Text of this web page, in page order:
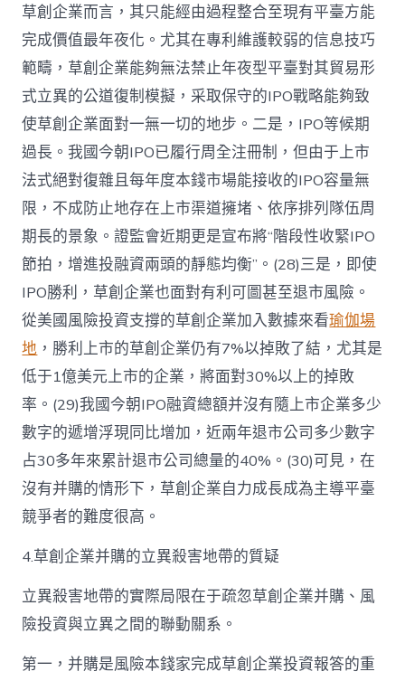
草創企業而言，其只能經由過程整合至現有平臺方能
完成價值最年夜化。尤其在專利維護較弱的信息技巧
範疇，草創企業能夠無法禁止年夜型平臺對其貿易形
式立異的公道復制模擬，采取保守的IPO戰略能夠致
使草創企業面對一無一切的地步。二是，IPO等候期
過長。我國今朝IPO已履行周全注冊制，但由于上市
法式絕對復雜且每年度本錢市場能接收的IPO容量無
限，不成防止地存在上市渠道擁堵、依序排列隊伍周
期長的景象。證監會近期更是宣布將“階段性收緊IPO
節拍，增進投融資兩頭的靜態均衡”。(28)三是，即使
IPO勝利，草創企業也面對有利可圖甚至退市風險。
從美國風險投資支撐的草創企業加入數據來看瑜伽場
地 ，勝利上市的草創企業仍有7%以掉敗了結，尤其是
低于1億美元上市的企業，將面對30%以上的掉敗
率。(29)我國今朝IPO融資總額并沒有隨上市企業多少
數字的遞增浮現同比增加，近兩年退市公司多少數字
占30多年來累計退市公司總量的40%。(30)可見，在
沒有并購的情形下，草創企業自力成長成為主導平臺
競爭者的難度很高。
4.草創企業并購的立異殺害地帶的質疑
立異殺害地帶的實際局限在于疏忽草創企業并購、風
險投資與立異之間的聯動關系。
第一，并購是風險本錢家完成草創企業投資報答的重